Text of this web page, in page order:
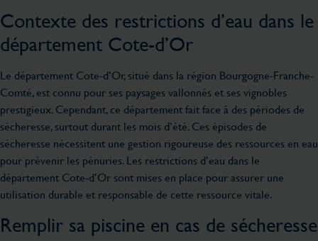
Contexte des restrictions d’eau dans le
département Cote-d’Or
Le département Cote-d’Or, situé dans la région Bourgogne-Franche-
Comté, est connu pour ses paysages vallonnés et ses vignobles
prestigieux. Cependant, ce département fait face à des périodes de
sécheresse, surtout durant les mois d’été. Ces épisodes de
sécheresse nécessitent une gestion rigoureuse des ressources en eau
pour prévenir les pénuries. Les restrictions d’eau dans le
département Cote-d’Or sont mises en place pour assurer une
utilisation durable et responsable de cette ressource vitale.
Remplir sa piscine en cas de sécheresse